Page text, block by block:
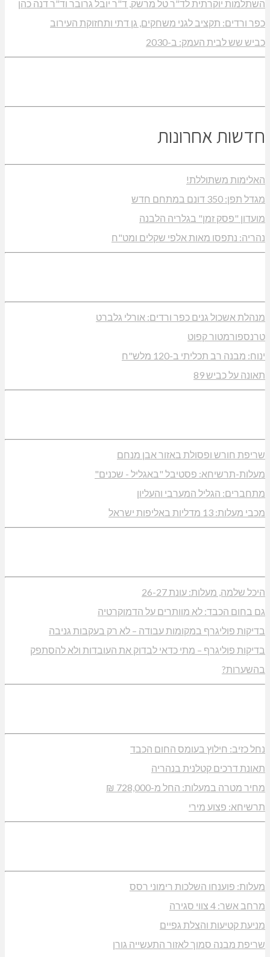
השתלמות יוקרתית לד"ר טל מרשק, ד"ר יובל גרובר וד"ר דנה כהן
כפר ורדים: תקציב לגני משחקים, גן דתי ותחזוקת העירוב
כביש שש לבית העמק: ב-2030
חדשות אחרונות
האלימות משתוללת!
מגדל תפן: 350 דונם במתחם חדש
מועדון "פסק זמן" בגלריה הלבנה
נהריה: נתפסו מאות אלפי שקלים ומט"ח
מנהלת אשכול גנים כפר ורדים: אורלי גלברט
טרנספורמטור קפוט
ינוח: מבנה רב תכליתי ב-120 מלש"ח
תאונה על כביש 89
שריפת חורש ופסולת באזור אבן מנחם
מעלות-תרשיחא: פסטיבל "באגליל - שכנים"
מתחברים: הגליל המערבי והעליון
מכבי מעלות: 13 מדליות באליפות ישראל
היכל שלמה, מעלות: עונת 26-27
גם בחום הכבד: לא מוותרים על הדמוקרטיה
בדיקות פוליגרף במקומות עבודה – לא רק בעקבות גניבה
בדיקות פוליגרף – מתי כדאי לבדוק את העובדות ולא להסתפק
בהשערות?
נחל כזיב: חילוץ בעומס החום הכבד
תאונת דרכים קטלנית בנהריה
מחיר מטרה במעלות: החל מ-728,000 ₪
תרשיחא: פצוע מירי
מעלות: פוענחו השלכות רימוני רסס
מרחב אשר: 4 צווי סגירה
מניעת קטיעות והצלת גפיים
שריפת מבנה סמוך לאזור התעשייה גורן